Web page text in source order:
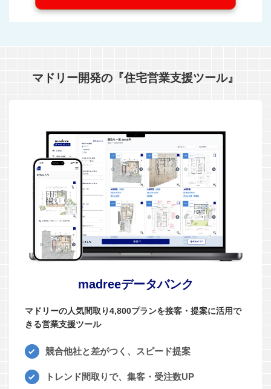
マドリー開発の『住宅営業支援ツール』
madreeデータバンク
マドリーの人気間取り4,800プランを接客・提案に活用で
きる営業支援ツール
競合他社と差がつく、スピード提案
トレンド間取りで、集客・受注数UP